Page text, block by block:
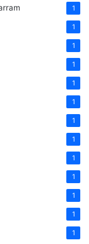
1
1
1
1
1
1
1
1
1
1
1
1
1